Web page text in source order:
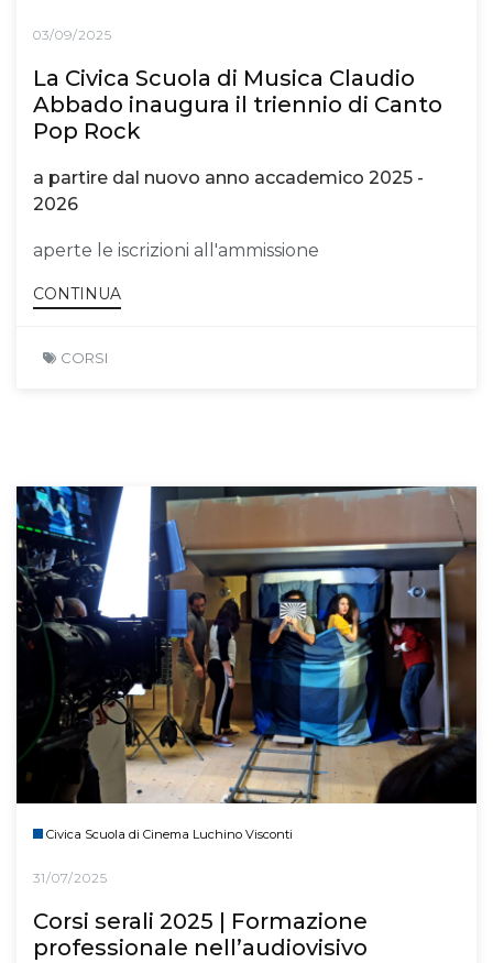
03/09/2025
La Civica Scuola di Musica Claudio
Abbado inaugura il triennio di Canto
Pop Rock
a partire dal nuovo anno accademico 2025 -
2026
aperte le iscrizioni all'ammissione
CONTINUA
CORSI
Civica Scuola di Cinema Luchino Visconti
31/07/2025
Corsi serali 2025 | Formazione
professionale nell’audiovisivo